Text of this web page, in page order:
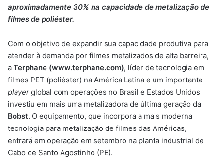
aproximadamente 30% na capacidade de metalização de
filmes de poliéster.
Com o objetivo de expandir sua capacidade produtiva para
atender à demanda por filmes metalizados de alta barreira,
a Terphane (www.terphane.com), líder de tecnologia em
filmes PET (poliéster) na América Latina e um importante
player global com operações no Brasil e Estados Unidos,
investiu em mais uma metalizadora de última geração da
Bobst. O equipamento, que incorpora a mais moderna
tecnologia para metalização de filmes das Américas,
entrará em operação em setembro na planta industrial de
Cabo de Santo Agostinho (PE).